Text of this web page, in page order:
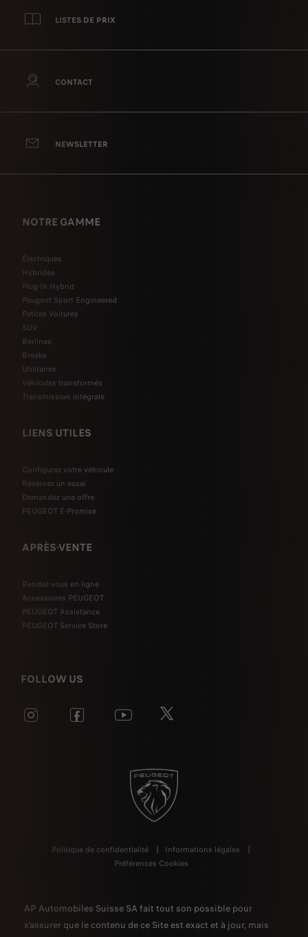
LISTES DE PRIX
CONTACT
NEWSLETTER
NOTRE GAMME
Électriques
Hybrides
Plug-In Hybrid
Peugeot Sport Engineered
Petites Voitures
SUV
Berlines
Breaks
Utilitaires
Véhicules transformés
Transmission intégrale
LIENS UTILES
Configurez votre véhicule
Réservez un essai
Demandez une offre
PEUGEOT E-Promise
APRÈS-VENTE
Rendez-vous en ligne
Accessoires PEUGEOT
PEUGEOT Assistance
PEUGEOT Service Store
FOLLOW US
Politique de confidentialité
Informations légales
Préférences Cookies
AP Automobiles Suisse SA fait tout son possible pour
s'assurer que le contenu de ce Site est exact et à jour, mais